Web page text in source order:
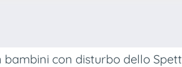
bambini con disturbo dello